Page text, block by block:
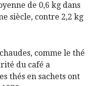
de 0,6 kg dans
siècle, contre 2,2 kg
comme le thé
du café a
thés en sachets ont